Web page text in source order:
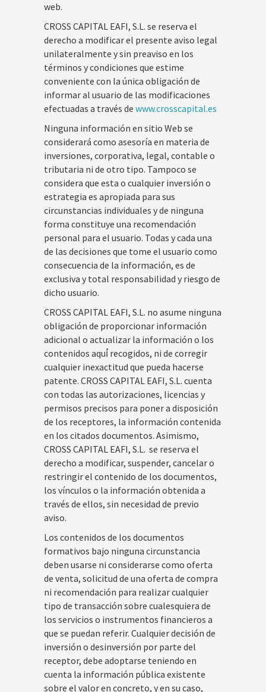
web.
CROSS CAPITAL EAFI, S.L. se reserva el
derecho a modificar el presente aviso legal
unilateralmente y sin preaviso en los
términos y condiciones que estime
conveniente con la única obligación de
informar al usuario de las modificaciones
efectuadas a través de www.crosscapital.es
Ninguna información en sitio Web se
considerará como asesoría en materia de
inversiones, corporativa, legal, contable o
tributaria ni de otro tipo. Tampoco se
considera que esta o cualquier inversión o
estrategia es apropiada para sus
circunstancias individuales y de ninguna
forma constituye una recomendación
personal para el usuario. Todas y cada una
de las decisiones que tome el usuario como
consecuencia de la información, es de
exclusiva y total responsabilidad y riesgo de
dicho usuario.
CROSS CAPITAL EAFI, S.L. no asume ninguna
obligación de proporcionar información
adicional o actualizar la información o los
contenidos aquí́ recogidos, ni de corregir
cualquier inexactitud que pueda hacerse
patente. CROSS CAPITAL EAFI, S.L. cuenta
con todas las autorizaciones, licencias y
permisos precisos para poner a disposición
de los receptores, la información contenida
en los citados documentos. Asimismo,
CROSS CAPITAL EAFI, S.L. se reserva el
derecho a modificar, suspender, cancelar o
restringir el contenido de los documentos,
los vínculos o la información obtenida a
través de ellos, sin necesidad de previo
aviso.
Los contenidos de los documentos
formativos bajo ninguna circunstancia
deben usarse ni considerarse como oferta
de venta, solicitud de una oferta de compra
ni recomendación para realizar cualquier
tipo de transacción sobre cualesquiera de
los servicios o instrumentos financieros a
que se puedan referir. Cualquier decisión de
inversión o desinversión por parte del
receptor, debe adoptarse teniendo en
cuenta la información pública existente
sobre el valor en concreto, y en su caso,